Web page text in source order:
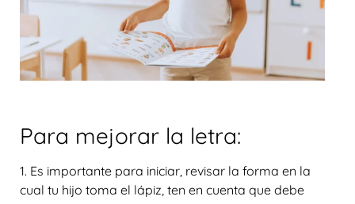
Para mejorar la letra:
1. Es importante para iniciar, revisar la forma en la
cual tu hijo toma el lápiz, ten en cuenta que debe